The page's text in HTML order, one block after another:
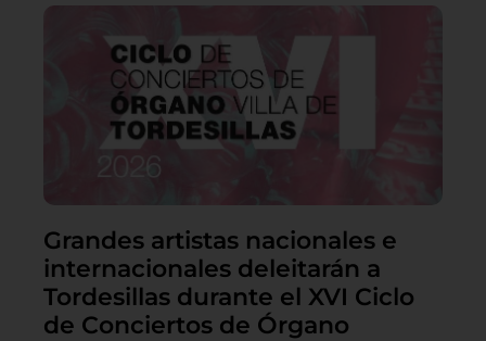
Grandes artistas nacionales e
internacionales deleitarán a
Tordesillas durante el XVI Ciclo
de Conciertos de Órgano